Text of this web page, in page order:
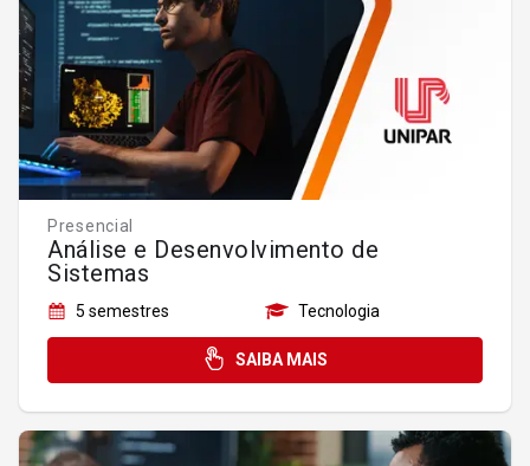
Presencial
Análise e Desenvolvimento de
Sistemas
5 semestres Tecnologia
SAIBA MAIS